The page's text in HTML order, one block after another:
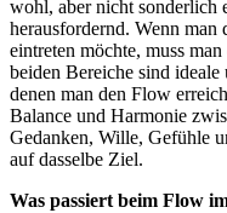
wohl, aber nicht sonderlich
herausfordernd. Wenn
eintreten möchte, muss
beiden Bereiche sind ideale
denen man den Flow
Balance und Harmonie
Gedanken, Wille, Gefühle
auf dasselbe Ziel.
Was passiert beim Flow